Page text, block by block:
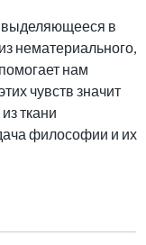
выделяющееся в
нематериального,
нам
чувств значит
ткани
философии и их